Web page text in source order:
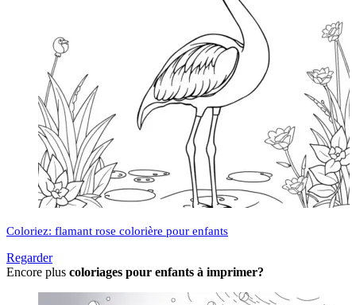
Coloriez: flamant rose colorière pour enfants
Regarder
Encore plus coloriages pour enfants à imprimer?